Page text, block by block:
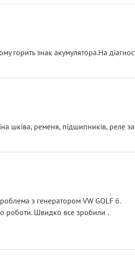
горить знак акумулятора.На
шківа, ременя, підшипників, реле
з генератором VW GOLF 6.
роботи. Швидко все зробили .